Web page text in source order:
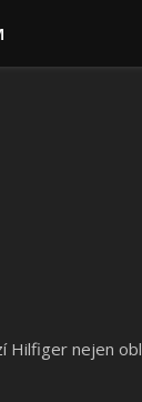
Hilfiger nejen